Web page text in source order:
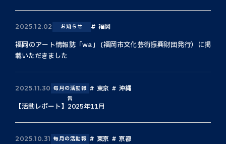
2025.12.02 お知らせ 福岡
福岡のアート情報誌「wa」 (福岡市文化芸術振興財団発行）に掲
載いただきました
2025.11.30 毎月の活動報
告
東京 沖縄
【活動レポート】2025年11月
2025.10.31 毎月の活動報
東京 京都